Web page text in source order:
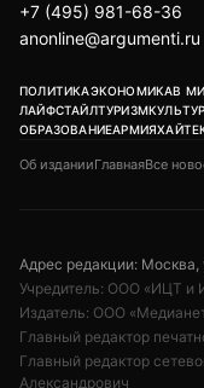
+7 (495) 981-68-36
anonline@argumenti.ru
ПОЛИТИКАЭКОНОМИКАВ
ЛАЙФСТАЙЛТУРИЗМ
ОБРАЗОВАНИЕАРМИЯ
Об изданииГлавнаяВсе
Адрес редакции: Москва,
Учредитель: ООО «ИЦТ и
Издатель: ООО
Главный редактор
Главный редактор
Александрович